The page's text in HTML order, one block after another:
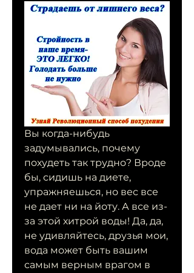
Вы когда-нибудь
задумывались, почему
похудеть так трудно? Вроде
бы, сидишь на диете,
упражняешься, но вес все
не дает ни на йоту. А все из-
за этой хитрой воды! Да, да,
не удивляйтесь, друзья мои,
вода может быть вашим
самым верным врагом в